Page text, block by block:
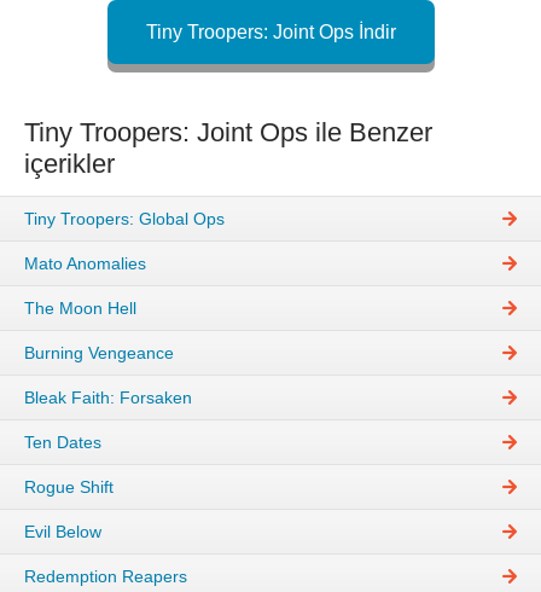
Tiny Troopers: Joint Ops İndir
Tiny Troopers: Joint Ops ile Benzer
içerikler
Tiny Troopers: Global Ops
Mato Anomalies
The Moon Hell
Burning Vengeance
Bleak Faith: Forsaken
Ten Dates
Rogue Shift
Evil Below
Redemption Reapers